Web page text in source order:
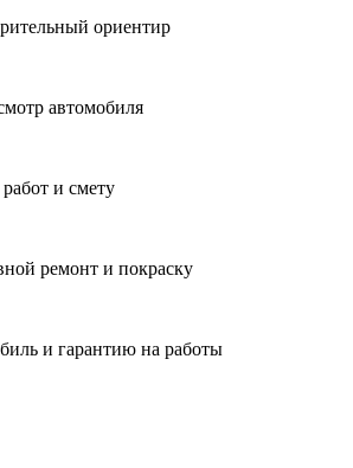
ориентир
автомобиля
и смету
ремонт и покраску
и гарантию на работы